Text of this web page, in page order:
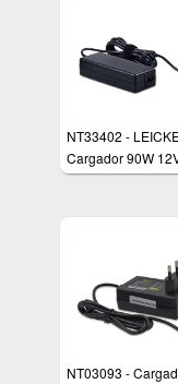
Luces LED
NT33402 -
Cargador 90W
NT03093 -